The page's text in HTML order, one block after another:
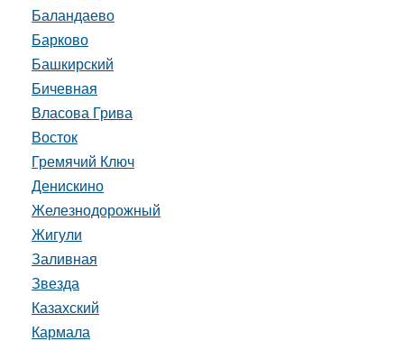
Баландаево
Барково
Башкирский
Бичевная
Власова Грива
Восток
Гремячий Ключ
Денискино
Железнодорожный
Жигули
Заливная
Звезда
Казахский
Кармала